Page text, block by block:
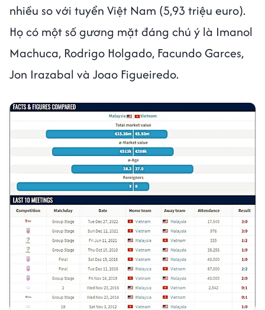
nhiều so với tuyển Việt Nam (5,93 triệu euro).
Họ có một số gương mặt đáng chú ý là Imanol
Machuca, Rodrigo Holgado, Facundo Garces,
Jon Irazabal và Joao Figueiredo.